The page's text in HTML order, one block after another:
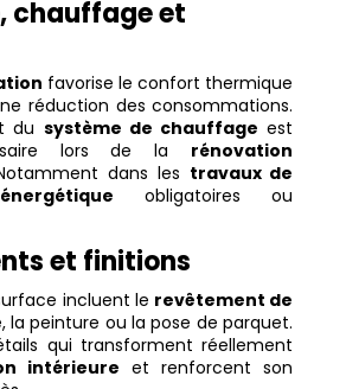
chauffage et
favorise le confort thermique
réduction des consommations.
du système de chauffage est
lors de la rénovation
dans les travaux de
obligatoires ou
et finitions
incluent le revêtement de
la peinture ou la pose de parquet.
qui transforment réellement
intérieure et renforcent son